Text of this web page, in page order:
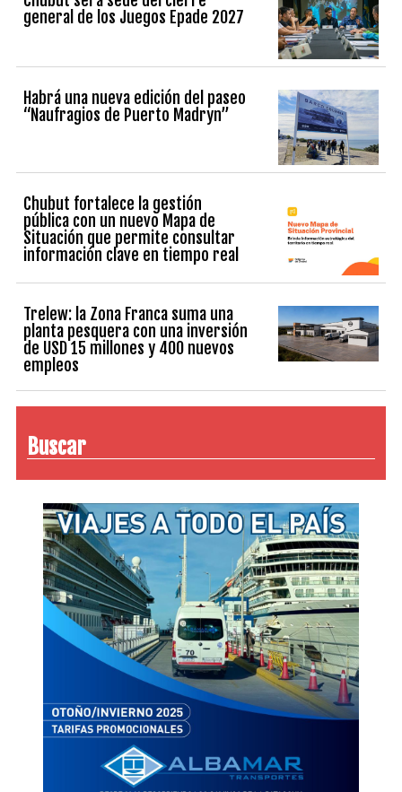
general de los Juegos Epade 2027
Habrá una nueva edición del paseo
“Naufragios de Puerto Madryn”
Chubut fortalece la gestión
pública con un nuevo Mapa de
Situación que permite consultar
información clave en tiempo real
Trelew: la Zona Franca suma una
planta pesquera con una inversión
de USD 15 millones y 400 nuevos
empleos
Buscar